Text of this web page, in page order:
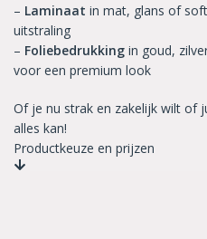
– Laminaat in mat, glans of
uitstraling
– Foliebedrukking in goud,
voor een premium look
Of je nu strak en zakelijk wilt of
alles kan!
Productkeuze en prijzen